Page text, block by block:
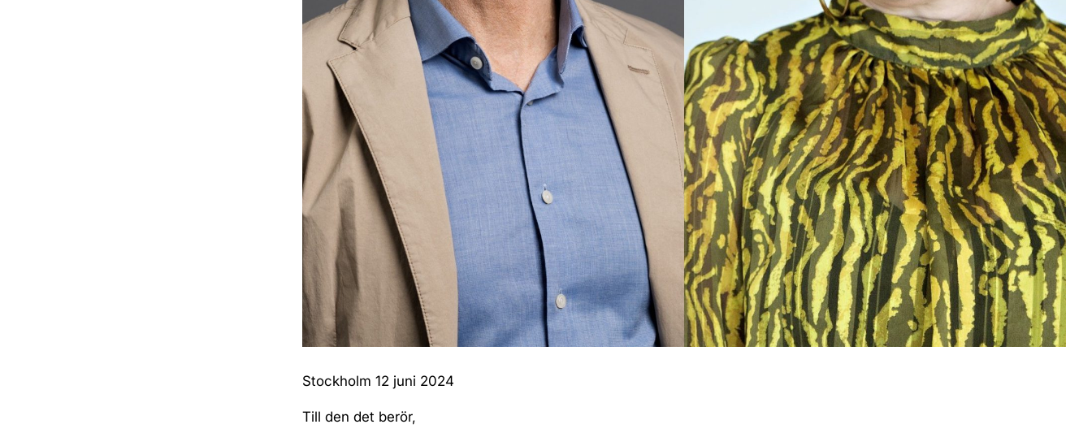
Stockholm 12 juni 2024
Till den det berör,